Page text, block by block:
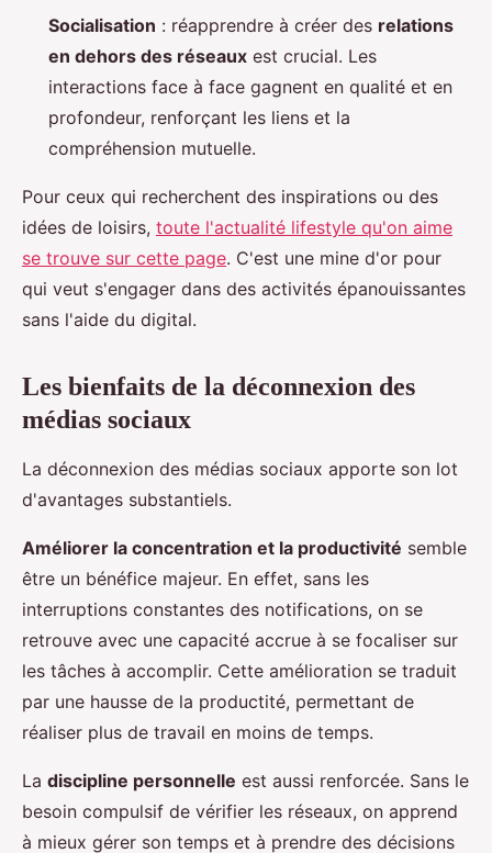
Socialisation : réapprendre à créer des relations
en dehors des réseaux est crucial. Les
interactions face à face gagnent en qualité et en
profondeur, renforçant les liens et la
compréhension mutuelle.
Pour ceux qui recherchent des inspirations ou des
idées de loisirs, toute l'actualité lifestyle qu'on aime
se trouve sur cette page. C'est une mine d'or pour
qui veut s'engager dans des activités épanouissantes
sans l'aide du digital.
Les bienfaits de la déconnexion des
médias sociaux
La déconnexion des médias sociaux apporte son lot
d'avantages substantiels.
Améliorer la concentration et la productivité semble
être un bénéfice majeur. En effet, sans les
interruptions constantes des notifications, on se
retrouve avec une capacité accrue à se focaliser sur
les tâches à accomplir. Cette amélioration se traduit
par une hausse de la productité, permettant de
réaliser plus de travail en moins de temps.
La discipline personnelle est aussi renforcée. Sans le
besoin compulsif de vérifier les réseaux, on apprend
à mieux gérer son temps et à prendre des décisions